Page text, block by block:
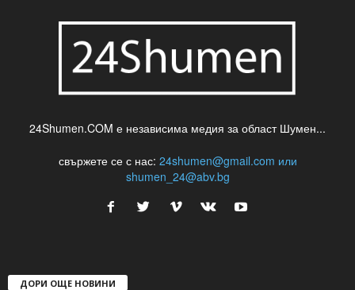
24Shumen.COM е независима медия за област Шумен...
свържете се с нас: 24shumen@gmail.com или
shumen_24@abv.bg
ДОРИ ОЩЕ НОВИНИ